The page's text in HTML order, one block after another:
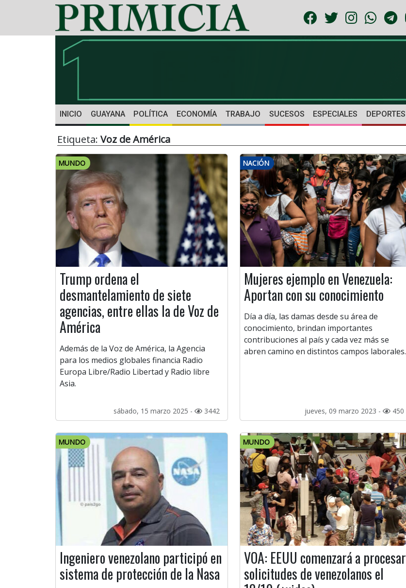
INICIO GUAYANA POLÍTICA ECONOMÍA TRABAJO SUCESOS ESPECIALES DEPORTES
Etiqueta: Voz de América
MUNDO
Trump ordena el
desmantelamiento de siete
agencias, entre ellas la de Voz de
América
Además de la Voz de América, la Agencia
para los medios globales financia Radio
Europa Libre/Radio Libertad y Radio libre
Asia.
sábado, 15 marzo 2025 - 3442
NACIÓN
Mujeres ejemplo en Venezuela:
Aportan con su conocimiento
Día a día, las damas desde su área de
conocimiento, brindan importantes
contribuciones al país y cada vez más se
abren camino en distintos campos laborales.
jueves, 09 marzo 2023 - 450
MUNDO
Ingeniero venezolano participó en
sistema de protección de la Nasa
MUNDO
VOA: EEUU comenzará a procesar
solicitudes de venezolanos el